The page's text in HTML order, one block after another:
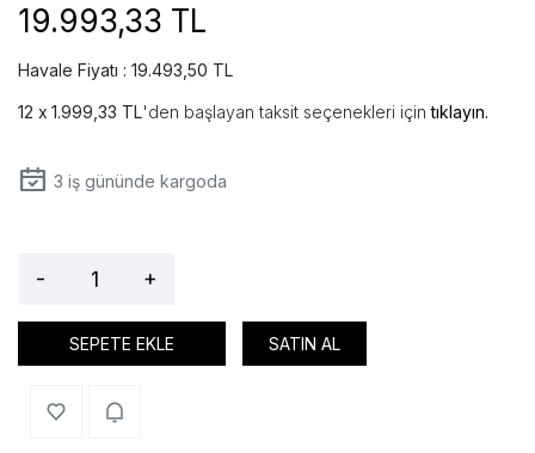
19.993,33 TL
Havale Fiyatı : 19.493,50 TL
1.999,33 TL'den başlayan taksit seçenekleri içintıklayın.
3 iş gününde kargoda
- +
SEPETE EKLE SATIN AL